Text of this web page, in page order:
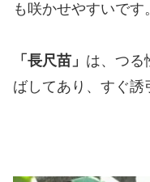
も咲かせやすいです。
「長尺苗」 は、つる
ばしてあり、すぐ誘